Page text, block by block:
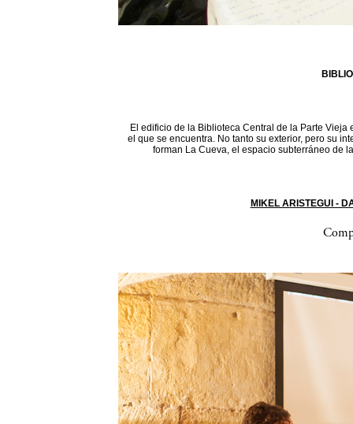
El edificio de la Biblioteca Central de la Parte
el que se encuentra. No tanto su exterior, pero su
forman La Cueva, el espacio subterráneo de
MIKEL ARISTEGUI -